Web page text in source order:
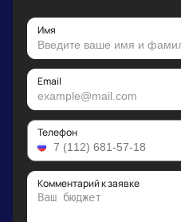
Имя
Email
Телефон
Комментарий к заявке